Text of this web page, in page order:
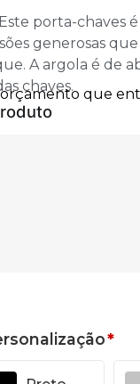
porta-chaves
generosas
A argola é de
chaves.
*